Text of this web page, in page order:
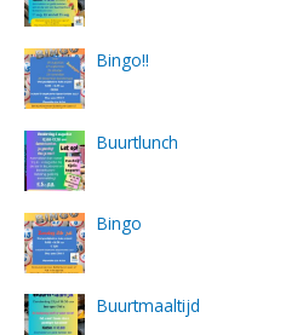
Bingo!!
Buurtlunch
Bingo
Buurtmaaltijd